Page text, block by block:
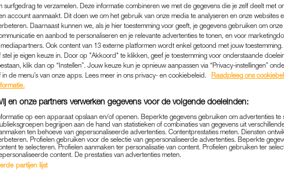
KINDERWENS|WONDER GEWENST
surfgedrag te verzamelen. Deze informatie combineren we met de gegevens die je zelf deelt met
account aanmaakt. Dit doen we om het gebruik van onze media te analyseren en onze websites
Daarnaast kunnen we, als je hier toestemming voor geeft, je gegevens gebruiken om
en aanbod te personaliseren en je relevante advertenties te tonen, en voor
Ook content van 13 externe platformen wordt enkel getoond met jouw
stel je eigen keuze in. Door op "Akkoord" te klikken, geef je toestemming voor onderstaande
klik dan op “Instellen”. Jouw keuze kun je opnieuw aanpassen via “Privacy-instellingen”
in de menu’s van onze apps. Lees meer in ons privacy- en cookiebeleid.
Raadpleeg ons
en onze partners verwerken gegevens voor de volgende doeleinden:
op een apparaat opslaan en/of openen. Beperkte gegevens gebruiken om advertenties te
begrijpen aan de hand van statistieken of combinaties van gegevens uit
ten behoeve van gepersonaliseerde advertenties. Contentprestaties meten. Diensten
Profielen gebruiken voor de selectie van gepersonaliseerde advertenties. Beperkte
te selecteren. Profielen aanmaken ter personalisatie van content. Profielen gebruiken ter
content. De prestaties van advertenties meten.
partijen lijst